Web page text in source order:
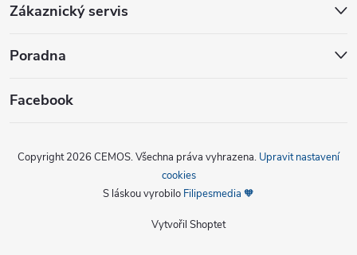
Zákaznický servis
Poradna
Facebook
Vytvořil Shoptet
Copyright 2026 CEMOS. Všechna práva vyhrazena. Upravit nastavení
cookies
S láskou vyrobilo Filipesmedia 🧡